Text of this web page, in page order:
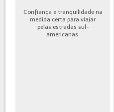
Confiança e tranquilidade na
medida certa para viajar
pelas estradas sul-
americanas.